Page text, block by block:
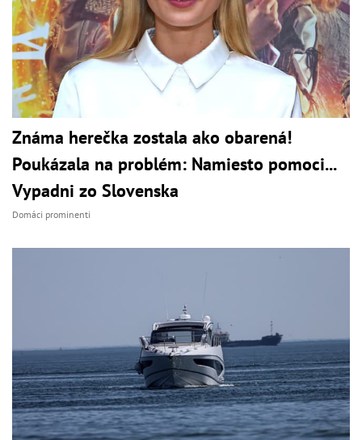
Známa herečka zostala ako obarená!
Poukázala na problém: Namiesto pomoci...
Vypadni zo Slovenska
Domáci prominenti